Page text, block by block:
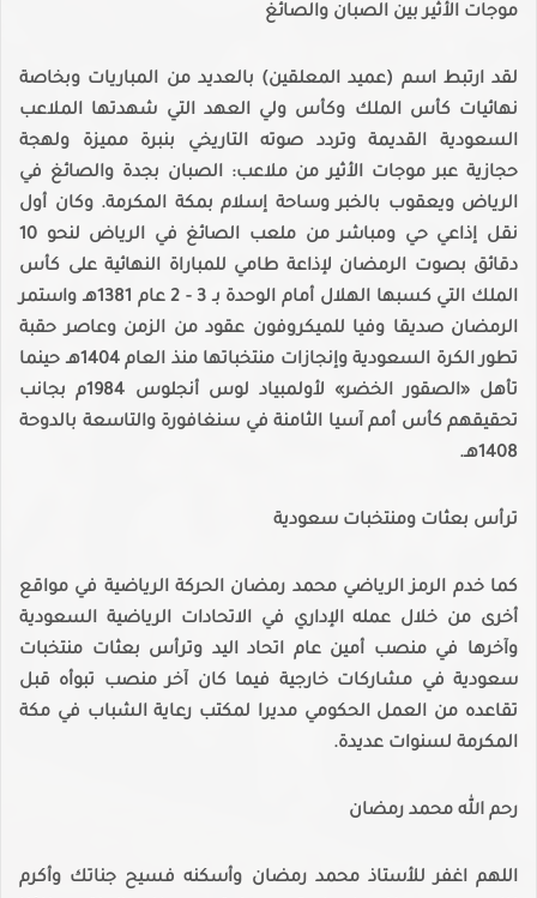
موجات الأثير بين الصبان والصائغ
لقد ارتبط اسم (عميد المعلقين) بالعديد من المباريات وبخاصة
نهائيات كأس الملك وكأس ولي العهد التي شهدتها الملاعب
السعودية القديمة وتردد صوته التاريخي بنبرة مميزة ولهجة
حجازية عبر موجات الأثير من ملاعب: الصبان بجدة والصائغ في
الرياض ويعقوب بالخبر وساحة إسلام بمكة المكرمة. وكان أول
نقل إذاعي حي ومباشر من ملعب الصائغ في الرياض لنحو 10
دقائق بصوت الرمضان لإذاعة طامي للمباراة النهائية على كأس
الملك التي كسبها الهلال أمام الوحدة بـ 3 - 2 عام 1381هـ واستمر
الرمضان صديقا وفيا للميكروفون عقود من الزمن وعاصر حقبة
تطور الكرة السعودية وإنجازات منتخباتها منذ العام 1404هـ حينما
تأهل «الصقور الخضر» لأولمبياد لوس أنجلوس 1984م بجانب
تحقيقهم كأس أمم آسيا الثامنة في سنغافورة والتاسعة بالدوحة
1408هـ.
ترأس بعثات ومنتخبات سعودية
كما خدم الرمز الرياضي محمد رمضان الحركة الرياضية في مواقع
أخرى من خلال عمله الإداري في الاتحادات الرياضية السعودية
وآخرها في منصب أمين عام اتحاد اليد وترأس بعثات منتخبات
سعودية في مشاركات خارجية فيما كان آخر منصب تبوأه قبل
تقاعده من العمل الحكومي مديرا لمكتب رعاية الشباب في مكة
المكرمة لسنوات عديدة.
رحم الله محمد رمضان
اللهم اغفر للأستاذ محمد رمضان وأسكنه فسيح جناتك وأكرم